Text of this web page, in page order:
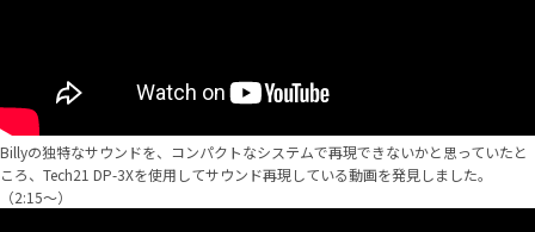
Billyの独特なサウンドを、コンパクトなシステムで再現できないかと思っていたと
ころ、Tech21 DP-3Xを使用してサウンド再現している動画を発見しました。
（2:15～）